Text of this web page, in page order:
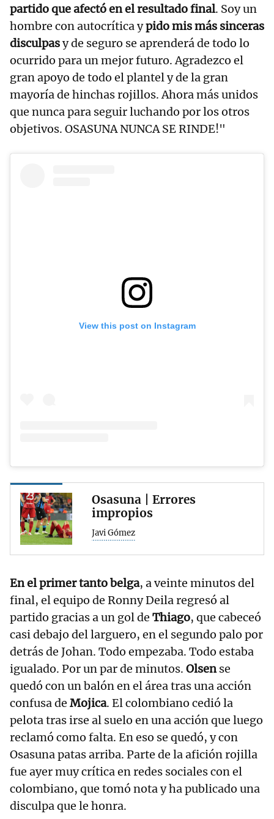
partido que afectó en el resultado final. Soy un
hombre con autocrítica ypido mis más sinceras
disculpasy de seguro se aprenderá de todo lo
ocurrido para un mejor futuro. Agradezco el
gran apoyo de todo el plantel y de la gran
mayoría de hinchas rojillos. Ahora más unidos
que nunca para seguir luchando por los otros
objetivos. OSASUNA NUNCA SE RINDE!"
View this post on Instagram
Osasuna | Errores
impropios
Javi Gómez
En el primer tanto belga, a veinte minutos del
final, el equipo de Ronny Deila regresó al
partido gracias a un gol de Thiago, que cabeceó
casi debajo del larguero, en el segundo palo por
detrás de Johan. Todo empezaba. Todo estaba
igualado. Por un par de minutos. Olsense
quedó con un balón en el área tras una acción
confusa de Mojica. El colombiano cedió la
pelota tras irse al suelo en una acción que luego
reclamó como falta. En eso se quedó, y con
Osasuna patas arriba. Parte de la afición rojilla
fue ayer muy crítica en redes sociales con el
colombiano, que tomó nota y ha publicado una
disculpa que le honra.